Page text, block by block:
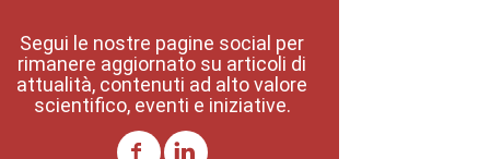
Segui le nostre pagine social per
rimanere aggiornato su articoli di
attualità, contenuti ad alto valore
scientifico, eventi e iniziative.